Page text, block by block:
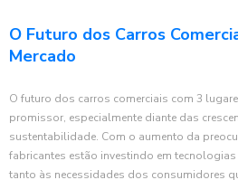
O Futuro dos Carros
Mercado
O futuro dos carros comerciais com 3
promissor, especialmente diante das
sustentabilidade. Com o aumento da
fabricantes estão investindo em tecnologias
tanto às necessidades dos consumidores